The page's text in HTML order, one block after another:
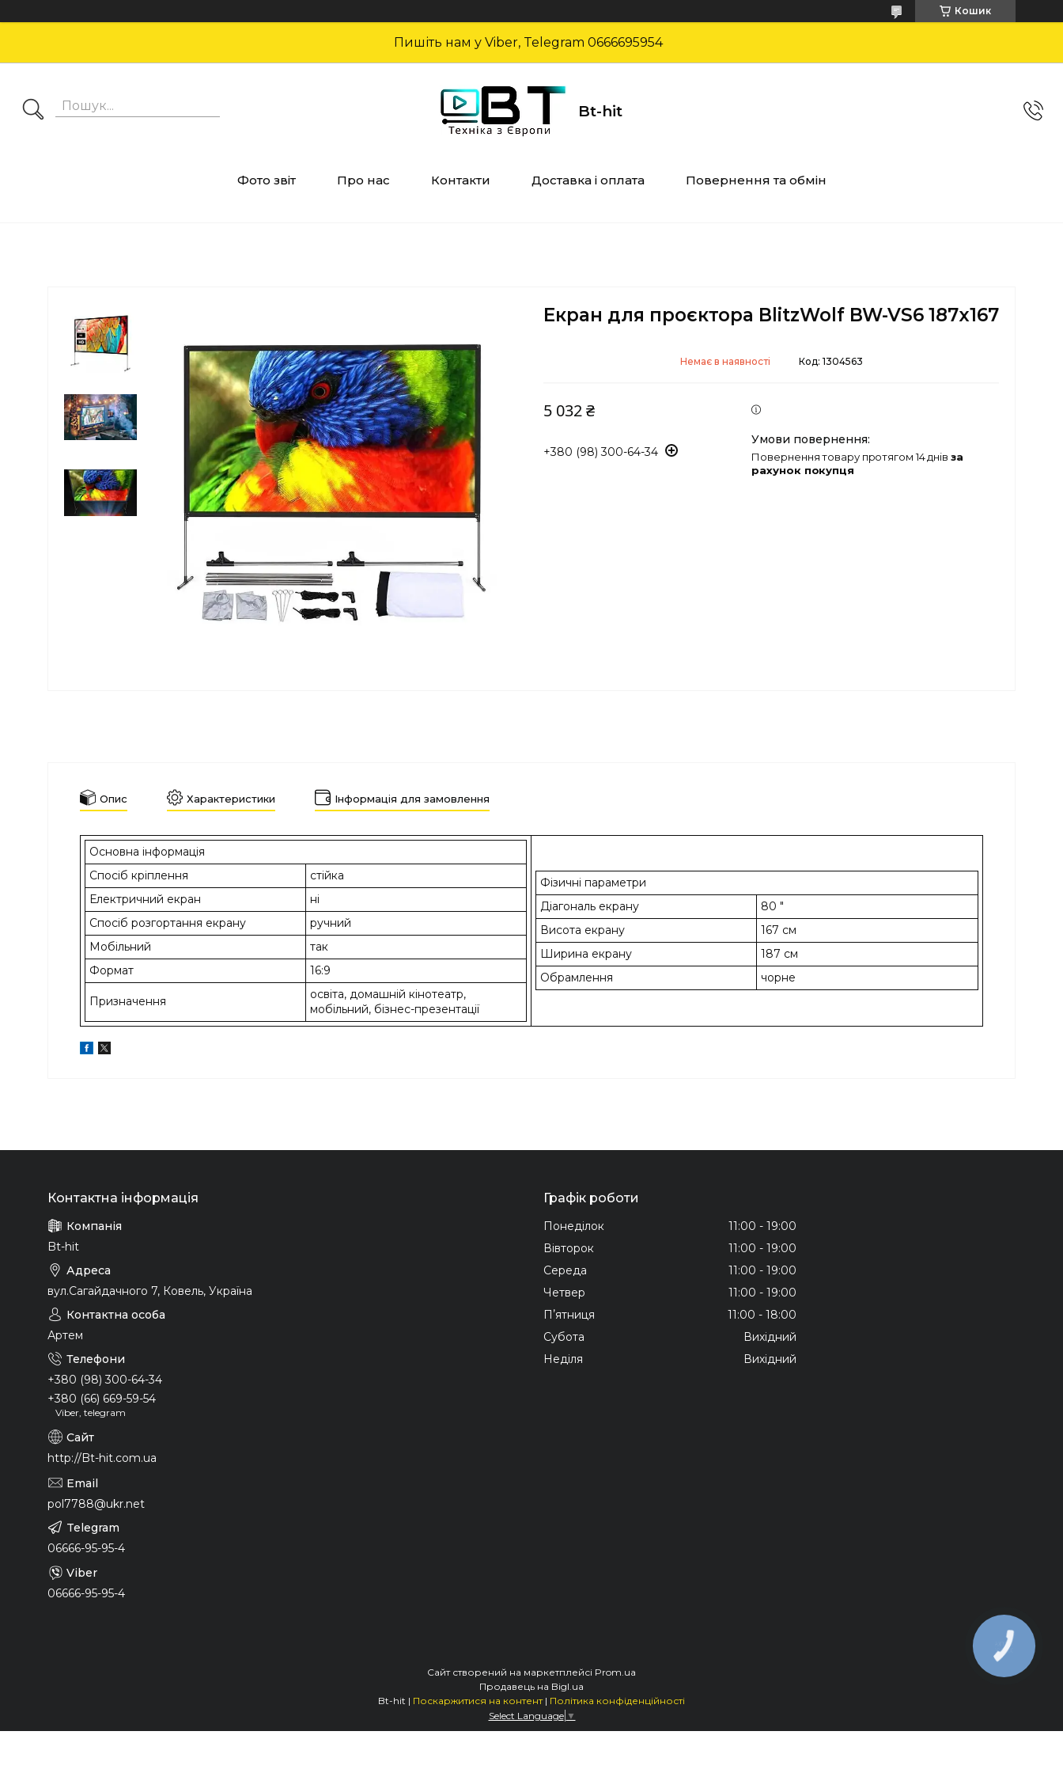
Кошик
Пишіть нам у Viber, Telegram 0666695954
Bt-hit
Фото звіт Про нас Контакти Доставка і оплата Повернення та обмін
Екран для проєктора BlitzWolf BW-VS6 187x167
Немає в наявності Код: 1304563
5 032 ₴
+380 (98) 300-64-34 повернення товару протягом 14 днів за
рахунок покупця
Опис Характеристики Інформація для замовлення
Основна інформація
Спосіб кріплення
стійка
Електричний екран
ні
Спосіб розгортання екрану
ручний
Мобільний
так
Формат
16:9
Призначення
освіта, домашній кінотеатр,
мобільний, бізнес-презентації
Фізичні параметри
Діагональ екрану
80 "
Висота екрану
167 см
Ширина екрану
187 см
Обрамлення
чорне
Bt-hit
вул.Сагайдачного 7, Ковель, Україна
Артем
+380 (98) 300-64-34
+380 (66) 669-59-54
Viber, telegram
http://Bt-hit.com.ua
pol7788@ukr.net
06666-95-95-4
06666-95-95-4
Графік роботи
Понеділок 11:00
19:00
Вівторок
11:00
19:00
Середа
11:00
19:00
Четвер
11:00
19:00
Пʼятниця
11:00
18:00
Субота
Вихідний
Неділя
Вихідний
Сайт створений на маркетплейсі Prom.ua
Продавець на Bigl.ua
Bt-hit | Поскаржитися на контент | Політика конфіденційності
Select Language ▼
КНОПКА
ЗВ'ЯЗКУ